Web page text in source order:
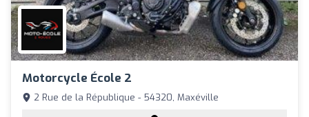
Motorcycle École 2
2 Rue de la République - 54320, Maxéville